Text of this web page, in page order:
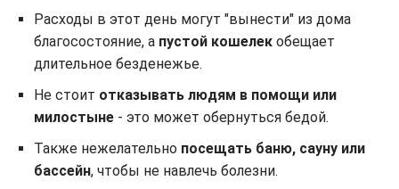
Расходы в этот день могут "вынести" из дома
благосостояние, а пустой кошелек обещает
длительное безденежье.
Не стоит отказывать людям в помощи или
милостыне - это может обернуться бедой.
Также нежелательно посещать баню, сауну или
бассейн, чтобы не навлечь болезни.